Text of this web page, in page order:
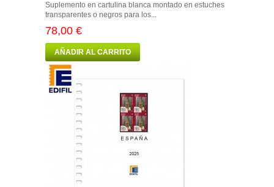
Suplemento en cartulina blanca montado en estuches
transparentes o negros para los...
78,00 €
AÑADIR AL CARRITO